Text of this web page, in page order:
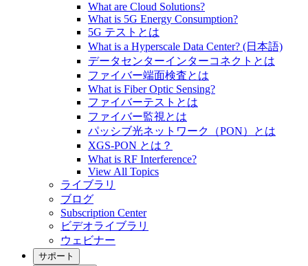
What are Cloud Solutions?
What is 5G Energy Consumption?
5G テストとは
What is a Hyperscale Data Center? (日本語)
データセンターインターコネクトとは
ファイバー端面検査とは
What is Fiber Optic Sensing?
ファイバーテストとは
ファイバー監視とは
パッシブ光ネットワーク（PON）とは
XGS-PON とは？
What is RF Interference?
View All Topics
ライブラリ
ブログ
Subscription Center
ビデオライブラリ
ウェビナー
サポート